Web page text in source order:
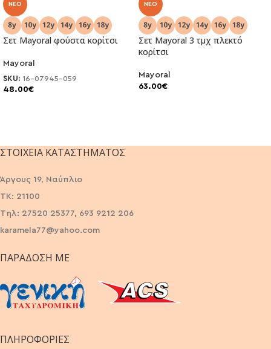
NEO
Σετ Μayoral φούστα κορίτσι
Mayoral
SKU: 16-07945-059
48.00€
NEO
Σετ Μayoral 3 τμχ πλεκτό
κορίτσι
Mayoral
63.00€
ΣΤΟΙΧΕΊΑ ΚΑΤΑΣΤΉΜΑΤΟΣ
Άργους 19, Ναύπλιο
ΤΚ: 21100
Τηλ: 27520 25377, 693 9212 206
karamela77@yahoo.com
ΠΑΡΆΔΟΣΗ ΜΕ
ΠΛΗΡΟΦΟΡΙΕΣ